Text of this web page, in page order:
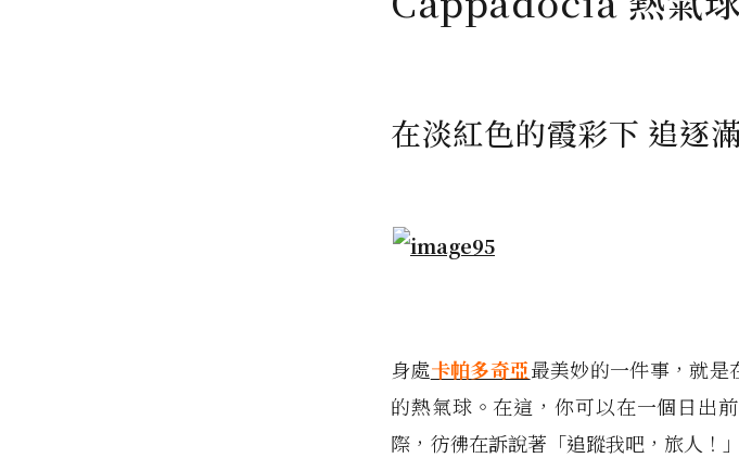
在淡紅色的霞彩下 追逐
身處卡帕多奇亞最美妙的一件事，就
的熱氣球。在這，你可以在一個日出
際，彷彿在訴說著「追蹤我吧，旅人！